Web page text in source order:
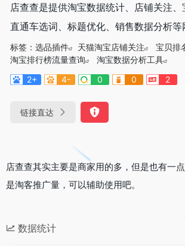
店查查是提供淘宝数据统计、店铺关注、
直通车选词、标题优化、销售数据分析等
标签： 选品插件 天猫淘宝店铺关注 宝贝排
淘宝排行榜流量查询
淘宝数据分析工具
2+
4- 0 0 2
链接直达
店查查其实主要是商家用的多，但是也有一
是淘客推广量，可以辅助使用吧。
数据统计